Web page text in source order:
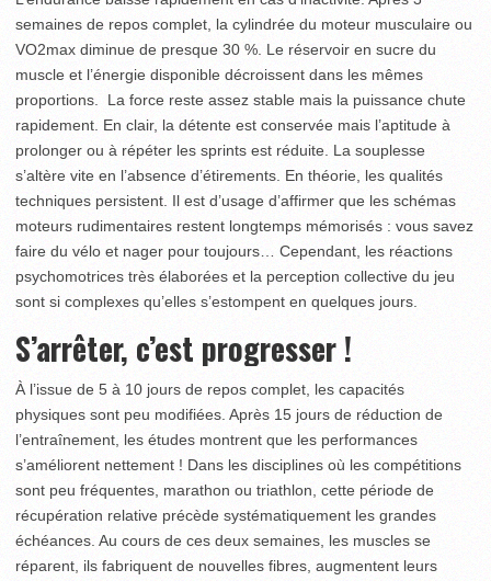
semaines de repos complet, la cylindrée du moteur musculaire ou
VO2max diminue de presque 30 %. Le réservoir en sucre du
muscle et l’énergie disponible décroissent dans les mêmes
proportions. La force reste assez stable mais la puissance chute
rapidement. En clair, la détente est conservée mais l’aptitude à
prolonger ou à répéter les sprints est réduite. La souplesse
s’altère vite en l’absence d’étirements. En théorie, les qualités
techniques persistent. Il est d’usage d’affirmer que les schémas
moteurs rudimentaires restent longtemps mémorisés : vous savez
faire du vélo et nager pour toujours… Cependant, les réactions
psychomotrices très élaborées et la perception collective du jeu
sont si complexes qu’elles s’estompent en quelques jours.
S’arrêter, c’est progresser !
À l’issue de 5 à 10 jours de repos complet, les capacités
physiques sont peu modifiées. Après 15 jours de réduction de
l’entraînement, les études montrent que les performances
s’améliorent nettement ! Dans les disciplines où les compétitions
sont peu fréquentes, marathon ou triathlon, cette période de
récupération relative précède systématiquement les grandes
échéances. Au cours de ces deux semaines, les muscles se
réparent, ils fabriquent de nouvelles fibres, augmentent leurs